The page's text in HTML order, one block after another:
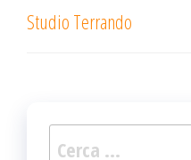
Studio Terrando
Ricerca